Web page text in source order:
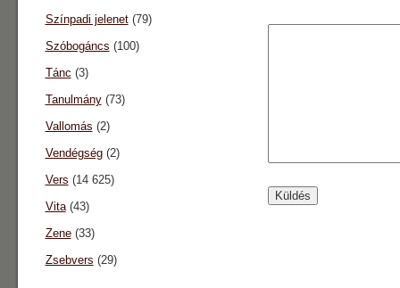
Színpadi jelenet(79)
Szóbogáncs (100)
Tánc (3)
Tanulmány(73)
Vallomás (2)
Vendégség(2)
Vers (14 625)
Vita(43)
Zene(33)
Zsebvers (29)